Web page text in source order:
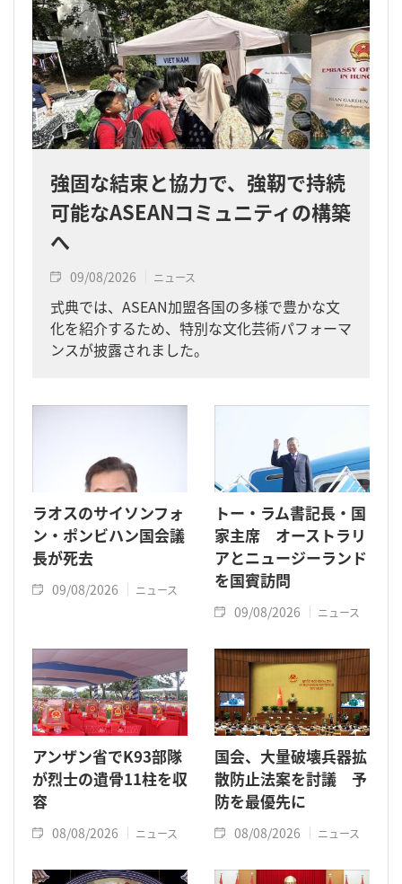
強固な結束と協力で、強靭で持続
可能なASEANコミュニティの構築
へ
09/08/2026 ニュース
式典では、ASEAN加盟各国の多様で豊かな文
化を紹介するため、特別な文化芸術パフォーマ
ンスが披露されました。
ラオスのサイソンフォ
ン・ポンビハン国会議
長が死去
09/08/2026 ニュース
トー・ラム書記長・国
家主席 オーストラリ
アとニュージーランド
を国賓訪問
09/08/2026 ニュース
アンザン省でK93部隊
が烈士の遺骨11柱を収
容
08/08/2026 ニュース
国会、大量破壊兵器拡
散防止法案を討議 予
防を最優先に
08/08/2026 ニュース